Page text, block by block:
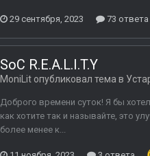
29 сентября, 2023 73 ответа
SoC R.E.A.L.I.T.Y
MoniLit опубликовал тема в
Доброго времени суток! Я бы
как хотите так и называйте, это
более менее к...